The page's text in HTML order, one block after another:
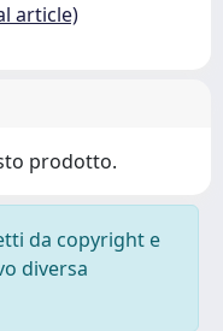
article)
prodotto.
da copyright e
diversa